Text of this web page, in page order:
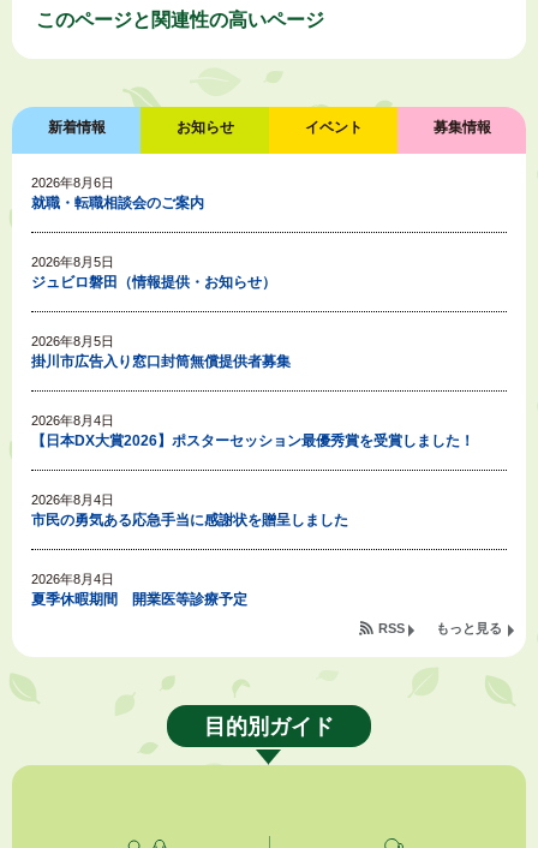
このページと 関連性の高いページ
新着情報 お知らせ イベント 募集情報
2026年8月6日
就職・転職相談会のご案内
2026年8月5日
ジュビロ磐田（情報提供・お知らせ）
2026年8月5日
掛川市広告入り窓口封筒無償提供者募集
2026年8月4日
【日本DX大賞2026】ポスターセッション最優秀賞を受賞しました！
2026年8月4日
市民の勇気ある応急手当に感謝状を贈呈しました
2026年8月4日
夏季休暇期間 開業医等診療予定
2026年8月3日
「水道カルテ」の公表について
企業版ふるさと納税（地方創生応援税制）のお願い
【参加者募集】プロ棋士から学ぼう！はじめての将棋教室
もっと見る
RSS
目的別ガイド